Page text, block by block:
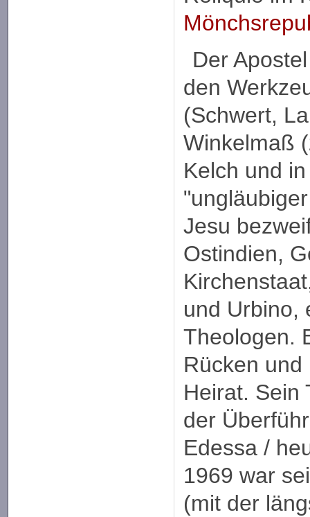
Der
den
(Schwert,
Winkelmaß
Kelch und
Jesu
Ostindien,
und Urbino,
Theologen.
Rücken
Heirat. Sein
der
Edessa /
1969 war
(mit der